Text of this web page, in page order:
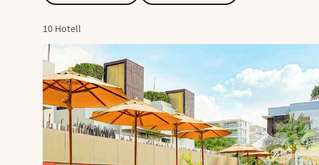
10 Hotell